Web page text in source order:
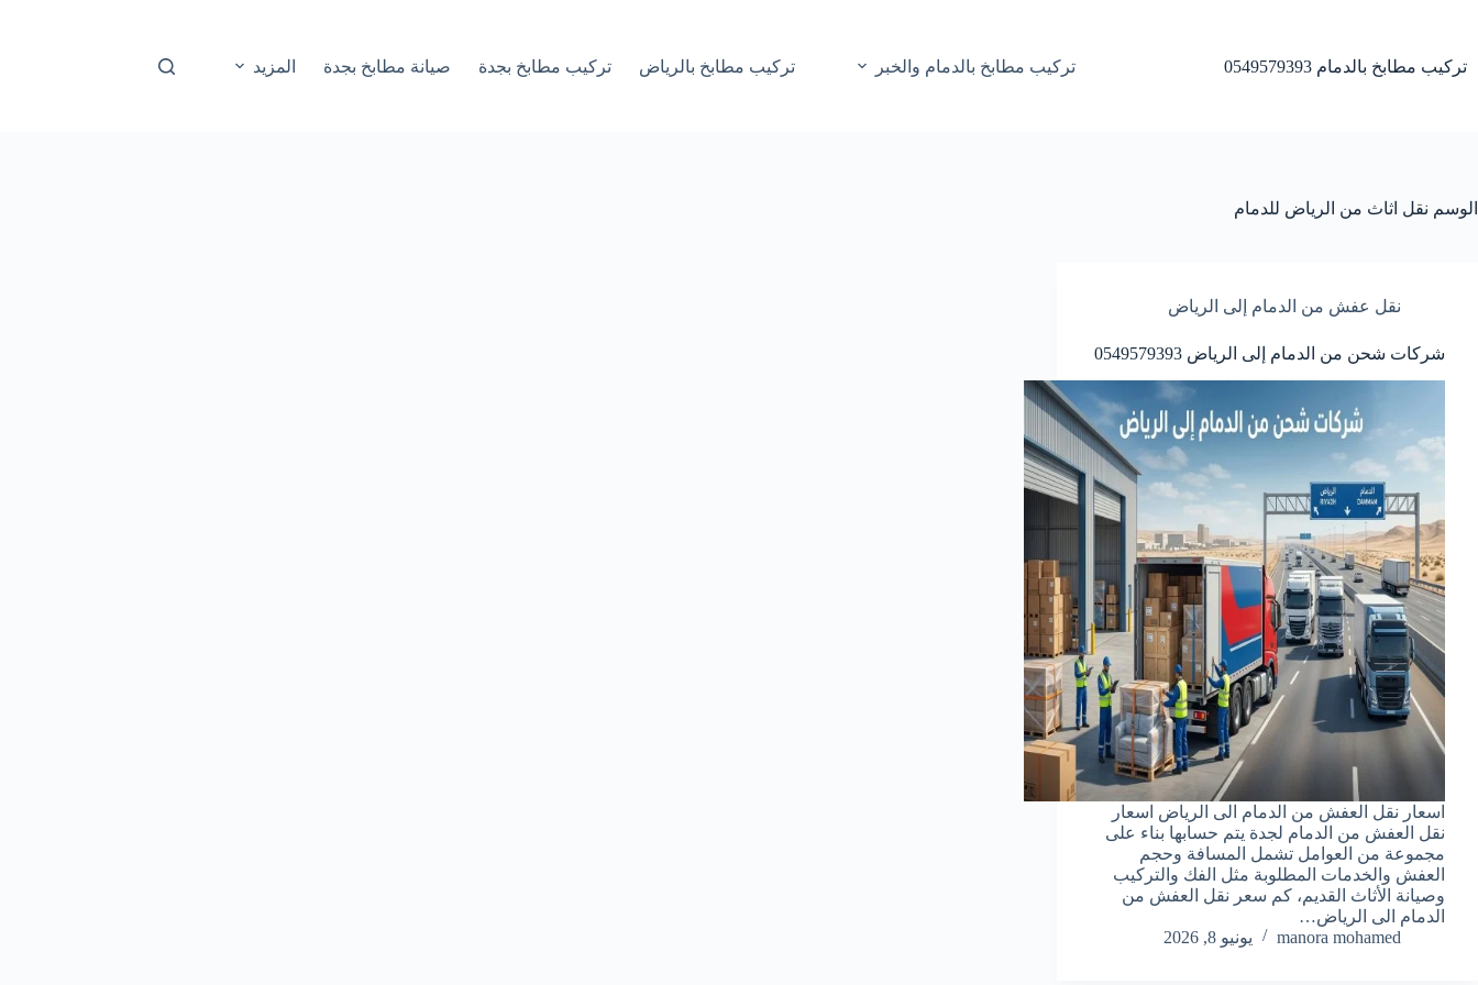
تركيب مطابخ بالدمام 0549579393 تركيب مطابخ بالدمام والخبر تركيب مطابخ بالرياض تركيب مطابخ بجدة صيانة مطابخ بجدة المزيد
الوسم نقل اثاث من الرياض للدمام
نقل عفش من الدمام إلى الرياض
شركات شحن من الدمام إلى الرياض 0549579393
اسعار نقل العفش من الدمام الى الرياض اسعار
نقل العفش من الدمام لجدة يتم حسابها بناء على
مجموعة من العوامل تشمل المسافة وحجم
العفش والخدمات المطلوبة مثل الفك والتركيب
وصيانة الأثاث القديم، كم سعر نقل العفش من
الدمام الى الرياض…
manora mohamed
يونيو 8, 2026